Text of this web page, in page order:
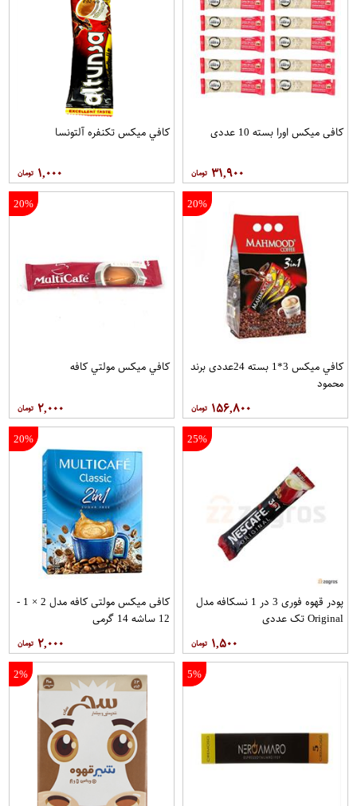
کافی میکس اورا بسته 10 عددی
۳۱,۹۰۰
کافي ميکس تکنفره آلتونسا
۱,۰۰۰
20%
کافي ميکس 3*1 بسته 24عددی برند
محمود
۱۵۶,۸۰۰
20%
کافي ميکس مولتي کافه
۲,۰۰۰
25%
پودر قهوه فوری 3 در 1 نسکافه مدل
Original تک عددی
۱,۵۰۰
20%
کافی میکس مولتی کافه مدل 2 × 1 -
12 ساشه 14 گرمی
۲,۰۰۰
5%
2%